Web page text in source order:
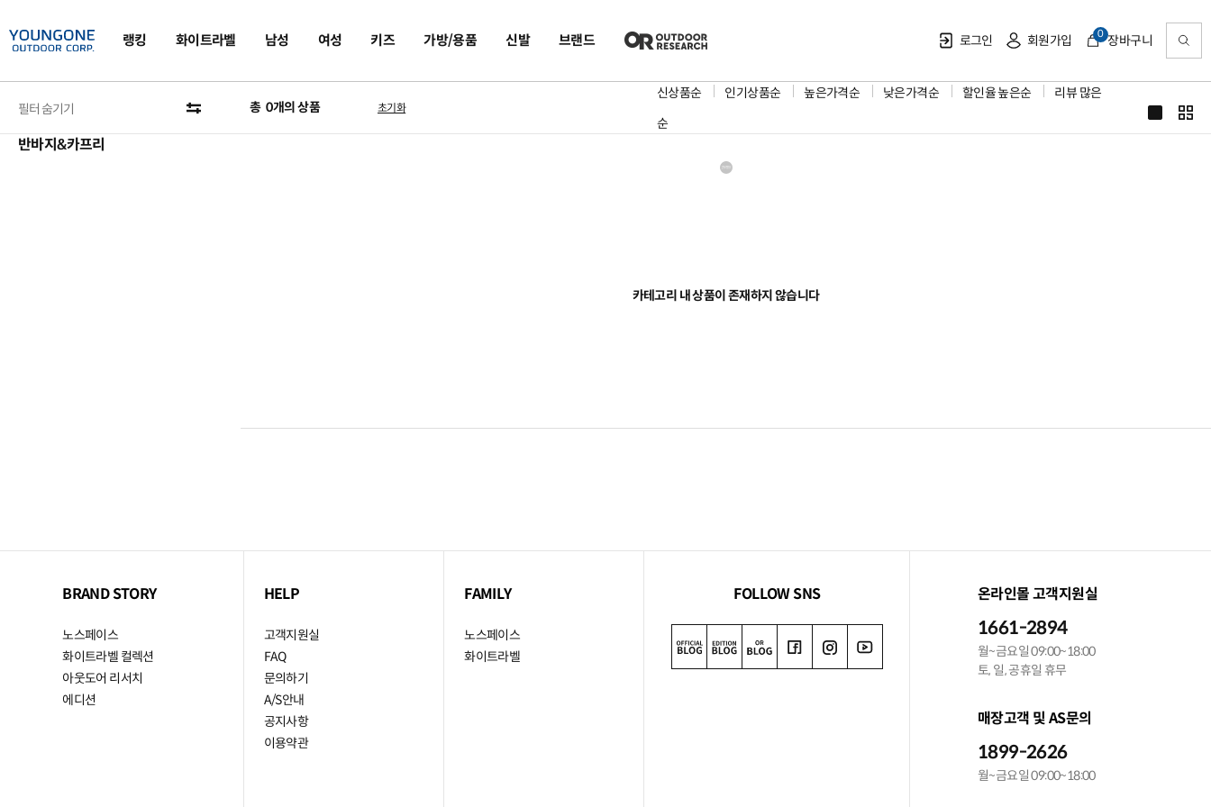
랭킹 화이트라벨 남성 여성 키즈 가방/용품 신발 브랜드 로그인 회원가입 장바구니
0
필터 숨기기 총 0개의 상품 초기화
신상품순 인기상품순 높은가격순 낮은가격순 할인율 높은순
리뷰 많은
순
카테고리
반바지&카프리
카테고리 내 상품이 존재하지 않습니다
BRAND STORY
노스페이스
화이트라벨 컬렉션
아웃도어 리서치
에디션
HELP
고객지원실
FAQ
문의하기
A/S안내
공지사항
이용약관
FAMILY
노스페이스
화이트라벨
FOLLOW SNS 온라인몰 고객지원실
1661-2894
월~금요일 09:00~18:00
토, 일, 공휴일 휴무
매장고객 및 AS문의
1899-2626
월~금요일 09:00~18:00